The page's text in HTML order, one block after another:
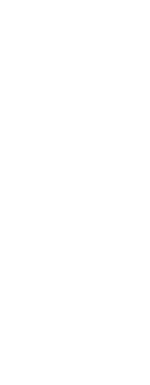
meget tid på
nu typisk et
er synlige i området.